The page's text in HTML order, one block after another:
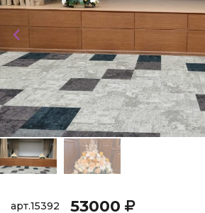
арт.15392 53000